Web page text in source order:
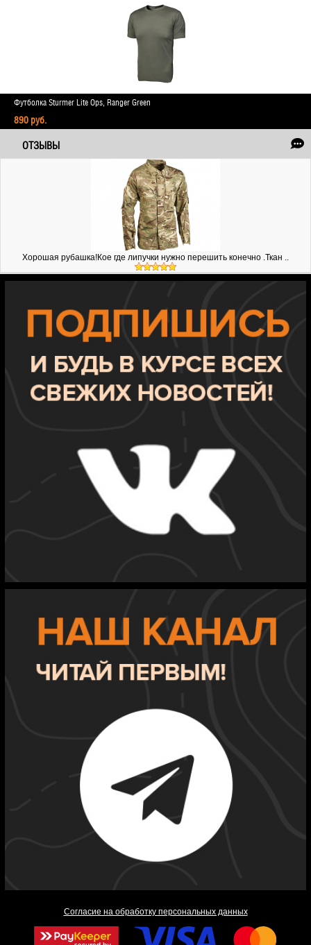
Футболка Sturmer Lite Ops, Ranger Green
890 руб.
ОТЗЫВЫ
Хорошая рубашка!Кое где липучки нужно перешить конечно .Ткан ..
Согласие на обработку персональных данных